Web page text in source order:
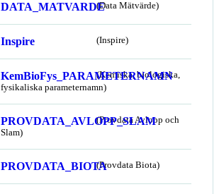
DATA_MATVARDE(Data Mätvärde)
Inspire (Inspire)
KemBioFys_PARAMETERNAMN
(Kemiska, biologiska,
fysikaliska parameternamn)
PROVDATA_AVLOPP_SLAM
(Provdata Avlopp och
Slam)
PROVDATA_BIOTA(Provdata Biota)